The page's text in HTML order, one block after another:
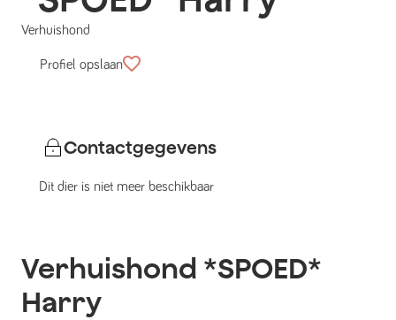
Verhuishond
Profiel opslaan
Contactgegevens
Dit dier is niet meer beschikbaar
Verhuishond *SPOED*
Harry